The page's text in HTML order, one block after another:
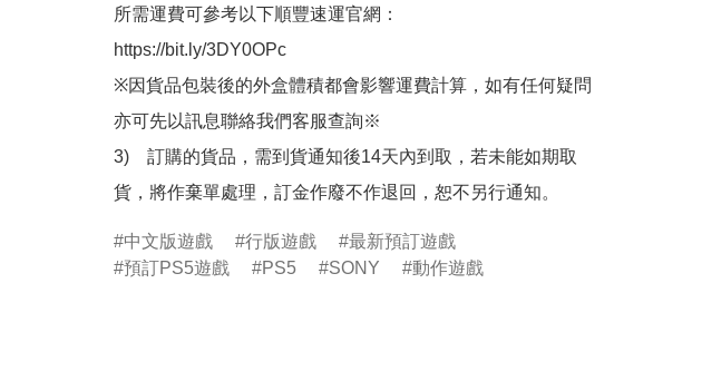
所需運費可參考以下順豐速運官網：
https://bit.ly/3DY0OPc
※因貨品包裝後的外盒體積都會影響運費計算，如有任何疑問
亦可先以訊息聯絡我們客服查詢※
3)　訂購的貨品，需到貨通知後14天內到取，若未能如期取
貨，將作棄單處理，訂金作廢不作退回，恕不另行通知。
中文版遊戲 行版遊戲
最新預訂遊戲
預訂PS5遊戲
PS5 SONY 動作遊戲